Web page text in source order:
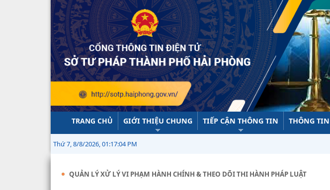
TRANG CHỦ GIỚI THIỆU CHUNG TIẾP CẬN THÔNG TIN THÔNG
Thứ 7, 8/8/2026, 01:17:05 PM
QUẢN LÝ XỬ LÝ VI PHẠM HÀNH CHÍNH & THEO DÕI THI HÀNH PHÁP LUẬT